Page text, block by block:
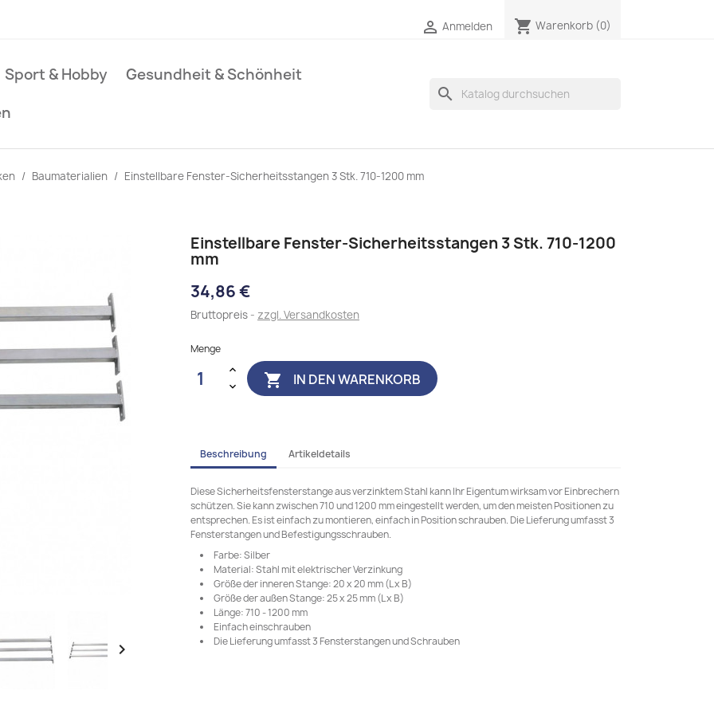
 Anmelden shopping_cart Warenkorb (0)
Sport & Hobby
Gesundheit & Schönheit
search
Baumaterialien Einstellbare Fenster-Sicherheitsstangen 3 Stk. 710-1200 mm

Einstellbare Fenster-Sicherheitsstangen 3 Stk. 710-1200
mm
34,86 €
Bruttopreis zzgl. Versandkosten
Menge
 IN DEN WARENKORB
Beschreibung Artikeldetails
Diese Sicherheitsfensterstange aus verzinktem Stahl kann Ihr Eigentum wirksam vor Einbrechern
schützen. Sie kann zwischen 710 und 1200 mm eingestellt werden, um den meisten Positionen zu
entsprechen. Es ist einfach zu montieren, einfach in Position schrauben. Die Lieferung umfasst 3
Fensterstangen und Befestigungsschrauben.
Farbe: Silber
Material: Stahl mit elektrischer Verzinkung
Größe der inneren Stange: 20 x 20 mm (L x B)
Größe der außen Stange: 25 x 25 mm (L x B)
Länge: 710 - 1200 mm
Einfach einschrauben
Die Lieferung umfasst 3 Fensterstangen und Schrauben